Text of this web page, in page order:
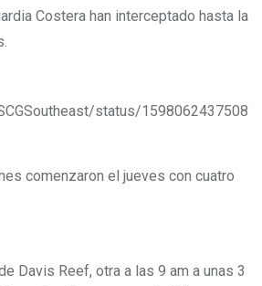
Costera han interceptado hasta la
status/1598062437508
comenzaron el jueves con cuatro
Davis Reef, otra a las 9 am a unas 3